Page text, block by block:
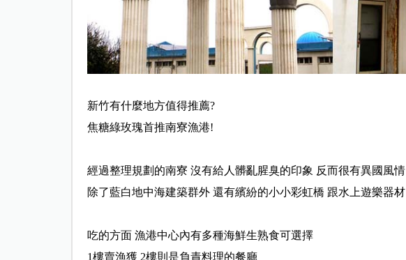
新竹有什麼地方值得推薦?
焦糖綠玫瑰首推南寮漁港!
經過整理規劃的南寮 沒有給人髒亂腥臭的印象 反而很有異國風情
除了藍白地中海建築群外 還有繽紛的小小彩虹橋 跟水上遊樂器材
吃的方面 漁港中心內有多種海鮮生熟食可選擇
1樓賣漁獲 2樓則是負責料理的餐廳